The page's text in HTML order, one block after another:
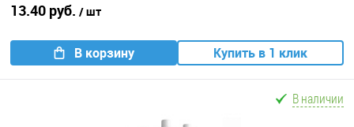
13.40 руб. / шт
В корзину Купить в 1 клик
В наличии